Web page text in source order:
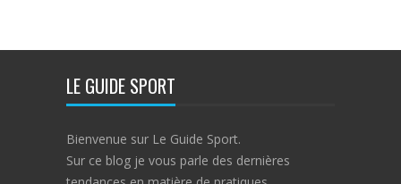
LE GUIDE SPORT
Bienvenue sur Le Guide Sport.
Sur ce blog je vous parle des dernières